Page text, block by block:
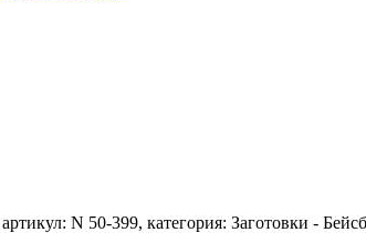
N 50-399, категория: Заготовки -